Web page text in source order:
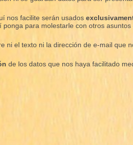
nos facilite serán usados
para molestarle con otros
ni el texto ni la dirección de e-mail que
de los datos que nos haya facilitado